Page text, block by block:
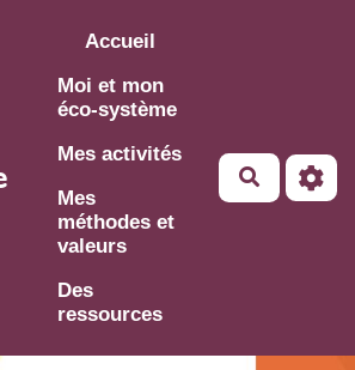
principal
Accueil
Moi et mon
éco-système
Mes activités
Mes
méthodes et
valeurs
Des
ressources